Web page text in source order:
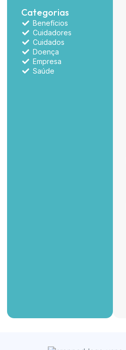
Categorias
Benefícios
Cuidadores
Cuidados
Doença
Empresa
Saúde